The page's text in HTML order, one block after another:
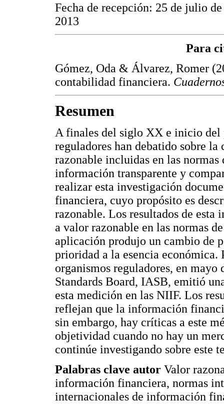
Fecha de recepción: 25 de julio
2013
Para
Gómez, Oda & Álvarez, Romer
contabilidad financiera.
Resumen
A finales del siglo XX e inicio del
reguladores han debatido sobre
razonable incluidas en las
información transparente y
realizar esta investigación
financiera, cuyo propósito es
razonable. Los resultados de
a valor razonable en las normas
aplicación produjo un cambio de
prioridad a la esencia
organismos reguladores, en
Standards Board, IASB, emitió
esta medición en las NIIF. Los
reflejan que la información
sin embargo, hay críticas a este
objetividad cuando no hay un
continúe investigando sobre este
Palabras clave autor Valor
información financiera, normas
internacionales de información